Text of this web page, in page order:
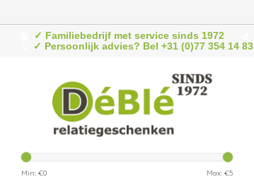
✓ Familiebedrijf met service sinds 1972
✓ Persoonlijk advies? Bel +31 (0)77 354 14 83
Min: €0 Max: €5